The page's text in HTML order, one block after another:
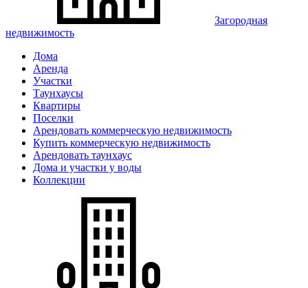
Загородная
недвижимость
Дома
Аренда
Участки
Таунхаусы
Квартиры
Поселки
Арендовать коммерческую недвижимость
Купить коммерческую недвижимость
Арендовать таунхаус
Дома и участки у воды
Коллекции